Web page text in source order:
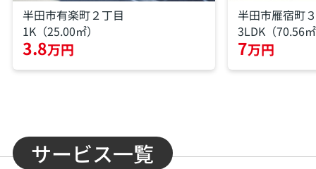
半田市有楽町２丁目
1K（25.00㎡）
3.8万円
半田市雁宿町
3LDK（70.56
7万円
サービス一覧